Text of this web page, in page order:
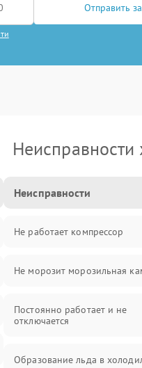
Отправить
Неисправности
Неисправности
Не работает компрессор
Не морозит морозильная
Постоянно работает и не
отключается
Образование льда в